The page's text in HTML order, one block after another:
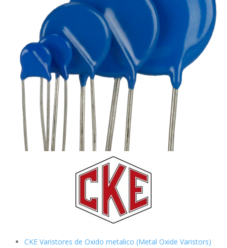
CKE Varistores de Oxido metalico (Metal Oxide Varistors)